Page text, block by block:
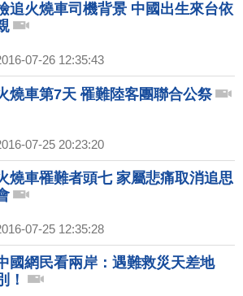
追火燒車司機背景 中國出生來台依
07-26 12:35:43
燒車第7天 罹難陸客團聯合公祭
07-25 20:23:20
燒車罹難者頭七 家屬悲痛取消追思
07-25 12:35:28
國網民看兩岸：遇難救災天差地
！